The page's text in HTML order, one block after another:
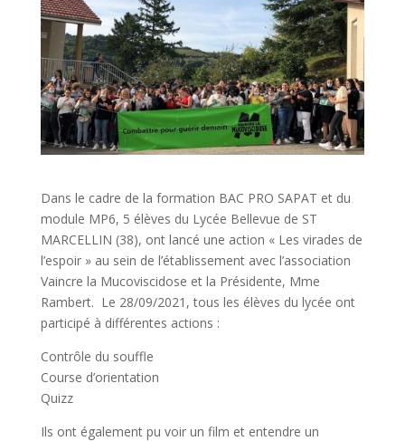
Dans le cadre de la formation BAC PRO SAPAT et du
module MP6, 5 élèves du Lycée Bellevue de ST
MARCELLIN (38), ont lancé une action « Les virades de
l’espoir » au sein de l’établissement avec l’association
Vaincre la Mucoviscidose et la Présidente, Mme
Rambert. Le 28/09/2021, tous les élèves du lycée ont
participé à différentes actions :
Contrôle du souffle
Course d’orientation
Quizz
Ils ont également pu voir un film et entendre un